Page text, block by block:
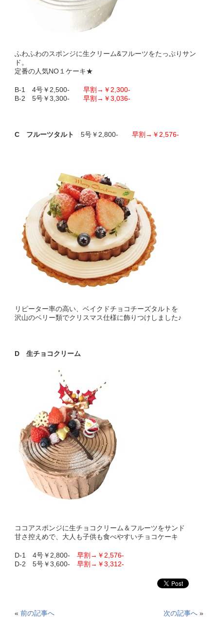
ふわふわのスポンジに生クリーム&フルーツをたっぷりサン
ド。
定番の人気NO１ケーキ★
B-1 4号￥2,500- 早割→￥2,300-
B-2 5号￥3,300- 早割→￥3,036-
C フルーツタルト 5号￥2,800- 早割→￥2,576-
リピーター率の高い、ベイクドチョコチーズタルトを
沢山のベリー類でクリスマス仕様に飾りつけしました♪
D 生チョコクリーム
ココアスポンジに生チョコクリーム＆フルーツをサンド
甘さ控えめで、大人も子供も食べやすいチョコケーキ
D-1 4号￥2,800- 早割→￥2,576-
D-2 5号￥3,600- 早割→￥3,312-
« 前の記事へ 次の記事へ »